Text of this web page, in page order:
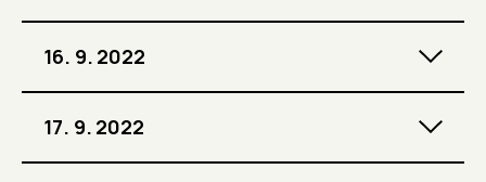
16. 9. 2022
17. 9. 2022